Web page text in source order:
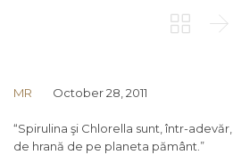
 
MR October 28, 2011
“Spirulina şi Chlorella sunt, într-
de hrană de pe planeta pământ.”